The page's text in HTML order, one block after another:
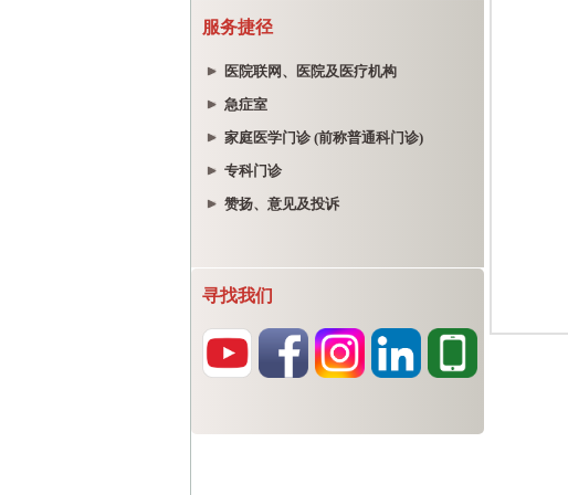
服务捷径
医院联网、医院及医疗机构
急症室
家庭医学门诊 (前称普通科门诊)
专科门诊
赞扬、意见及投诉
寻找我们